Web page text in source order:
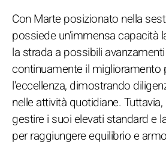
Con Marte posizionato nella
possiede un’immensa capacità
la strada a possibili
continuamente il miglioramento
l'eccellenza, dimostrando
nelle attività quotidiane.
gestire i suoi elevati standard e
per raggiungere equilibrio e